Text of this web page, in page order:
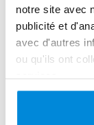
notre site avec
publicité et
avec d'autres
ou qu'ils ont
https://
Vous pouvez
adresse
Et le mot de
réinitialiser :
Le mot de